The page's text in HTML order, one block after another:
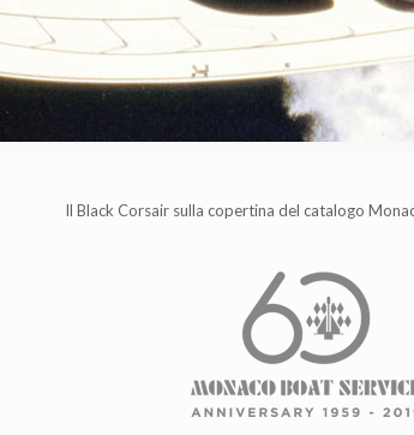
Il Black Corsair sulla copertina del catalogo